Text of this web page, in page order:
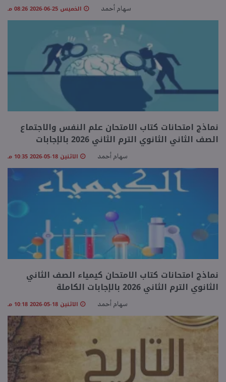
سهام أحمد الخميس 25-06-2026 08:26 مـ
نماذج امتحانات كتاب الامتحان علم النفس والاجتماع
الصف الثاني الثانوي الترم الثاني 2026 بالإجابات
سهام أحمد الاثنين 18-05-2026 10:35 مـ
نماذج امتحانات كتاب الامتحان كيمياء الصف الثاني
الثانوي الترم الثاني 2026 بالإجابات الكاملة
سهام أحمد الاثنين 18-05-2026 10:18 مـ